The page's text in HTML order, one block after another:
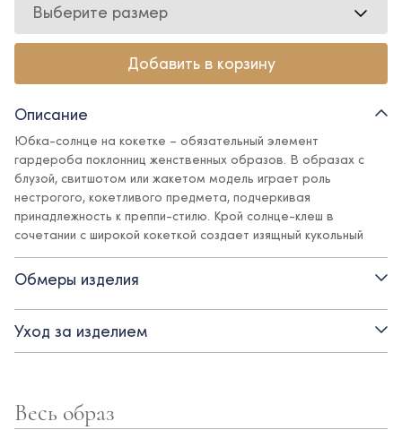
Выберите размер
Добавить в корзину
Описание
Юбка-солнце на кокетке – обязательный элемент
гардероба поклонниц женственных образов. В образах с
блузой, свитшотом или жакетом модель играет роль
нестрогого, кокетливого предмета, подчеркивая
принадлежность к преппи-стилю. Крой солнце-клеш в
сочетании с широкой кокеткой создает изящный кукольный
силуэт. Костюмная ткань красивых и актуальных оттенков
подчеркивает все выигрышные детали дизайна и отлично
сочетается с базовыми предметами гардероба в стиле
Ole!twice.
практичная, не мнется, не линяет, не теряет внешний вид
Обмеры изделия
Уход за изделием
Весь образ